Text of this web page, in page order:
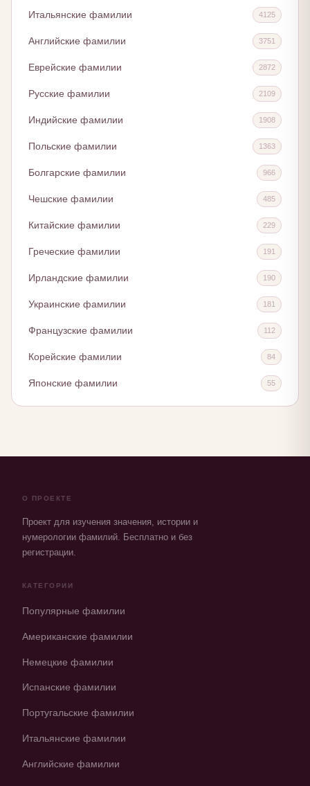
Итальянские фамилии 4125
Английские фамилии 3751
Еврейские фамилии 2872
Русские фамилии 2109
Индийские фамилии 1908
Польские фамилии 1363
Болгарские фамилии 966
Чешские фамилии 485
Китайские фамилии 229
Греческие фамилии 191
Ирландские фамилии 190
Украинские фамилии 181
Французские фамилии 112
Корейские фамилии 84
Японские фамилии 55
О ПРОЕКТЕ
Проект для изучения значения, истории и
нумерологии фамилий. Бесплатно и без
регистрации.
КАТЕГОРИИ
Популярные фамилии
Американские фамилии
Немецкие фамилии
Испанские фамилии
Португальские фамилии
Итальянские фамилии
Английские фамилии